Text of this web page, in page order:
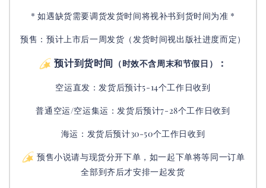
* 如遇缺货需要调货发货时间将视补书到货时间为准 *
预售：预计上市后一周发货（发货时间视出版社进度而定）
预计到货时间 （时效不含周末和节假日） ：
空运直发：发货后预计5-14个工作日收到
普通空运/空运集运：发货后预计7-28个工作日收到
海运：发货后预计30-50个工作日收到
预售小说请与现货分开下单，如一起下单将等同一订单
全部到齐后才安排一起发货